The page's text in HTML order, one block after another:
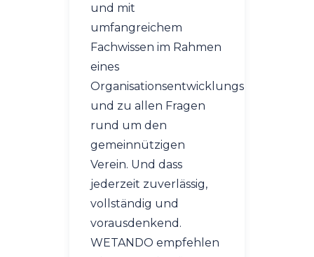
und mit
umfangreichem
Fachwissen im Rahmen
eines
Organisationsentwicklungsprozesses
und zu allen Fragen
rund um den
gemeinnützigen
Verein. Und dass
jederzeit zuverlässig,
vollständig und
vorausdenkend.
WETANDO empfehlen